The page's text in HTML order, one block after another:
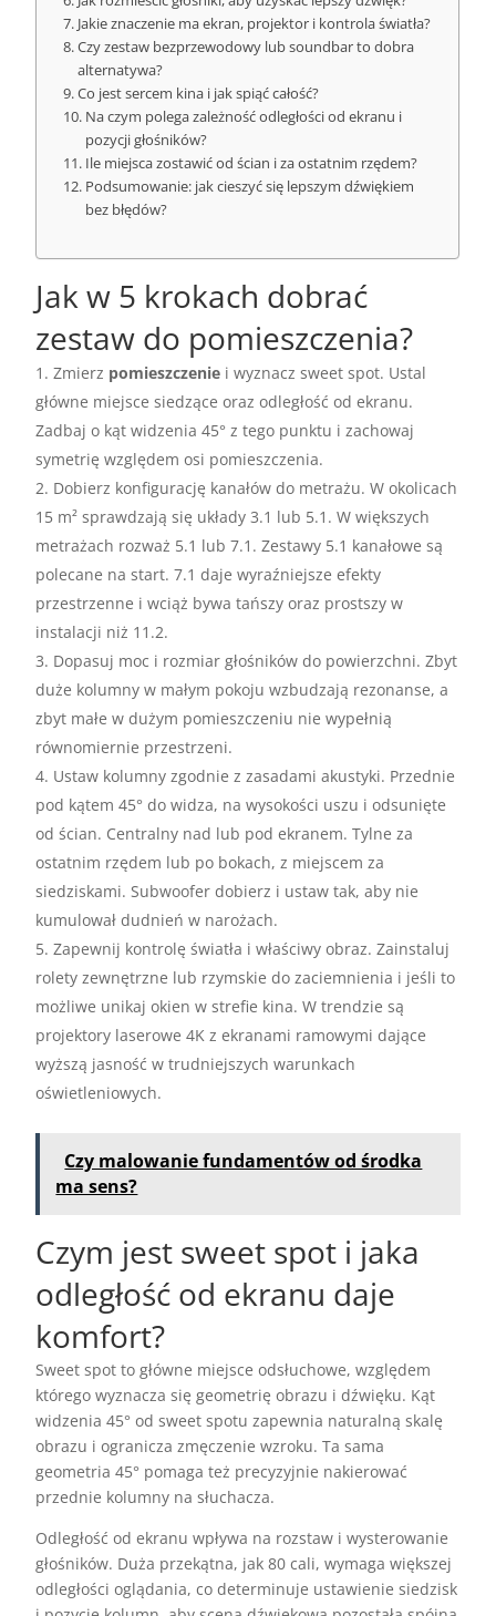
Jakie znaczenie ma ekran, projektor i kontrola światła?
Czy zestaw bezprzewodowy lub soundbar to dobra
alternatywa?
Co jest sercem kina i jak spiąć całość?
Na czym polega zależność odległości od ekranu i
pozycji głośników?
Ile miejsca zostawić od ścian i za ostatnim rzędem?
Podsumowanie: jak cieszyć się lepszym dźwiękiem
bez błędów?
Jak w 5 krokach dobrać
zestaw do pomieszczenia?
Zmierz pomieszczenie i wyznacz sweet spot. Ustal
główne miejsce siedzące oraz odległość od ekranu.
Zadbaj o kąt widzenia 45° z tego punktu i zachowaj
symetrię względem osi pomieszczenia.
Dobierz konfigurację kanałów do metrażu. W okolicach
15 m² sprawdzają się układy 3.1 lub 5.1. W większych
metrażach rozważ 5.1 lub 7.1. Zestawy 5.1 kanałowe są
polecane na start. 7.1 daje wyraźniejsze efekty
przestrzenne i wciąż bywa tańszy oraz prostszy w
instalacji niż 11.2.
Dopasuj moc i rozmiar głośników do powierzchni. Zbyt
duże kolumny w małym pokoju wzbudzają rezonanse, a
zbyt małe w dużym pomieszczeniu nie wypełnią
równomiernie przestrzeni.
Ustaw kolumny zgodnie z zasadami akustyki. Przednie
pod kątem 45° do widza, na wysokości uszu i odsunięte
od ścian. Centralny nad lub pod ekranem. Tylne za
ostatnim rzędem lub po bokach, z miejscem za
siedziskami. Subwoofer dobierz i ustaw tak, aby nie
kumulował dudnień w narożach.
Zapewnij kontrolę światła i właściwy obraz. Zainstaluj
rolety zewnętrzne lub rzymskie do zaciemnienia i jeśli to
możliwe unikaj okien w strefie kina. W trendzie są
projektory laserowe 4K z ekranami ramowymi dające
wyższą jasność w trudniejszych warunkach
oświetleniowych.
Czy malowanie fundamentów od środka
ma sens?
Czym jest sweet spot i jaka
odległość od ekranu daje
komfort?
Sweet spot to główne miejsce odsłuchowe, względem
którego wyznacza się geometrię obrazu i dźwięku. Kąt
widzenia 45° od sweet spotu zapewnia naturalną skalę
obrazu i ogranicza zmęczenie wzroku. Ta sama
geometria 45° pomaga też precyzyjnie nakierować
przednie kolumny na słuchacza.
Odległość od ekranu wpływa na rozstaw i wysterowanie
głośników. Duża przekątna, jak 80 cali, wymaga większej
odległości oglądania, co determinuje ustawienie siedzisk